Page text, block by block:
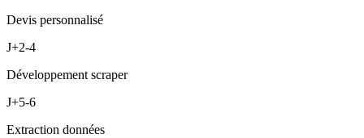
Devis personnalisé
J+2-4
Développement scraper
J+5-6
Extraction données